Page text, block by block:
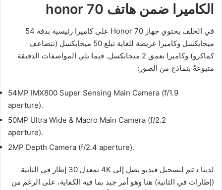
الكاميرا ضمن هاتف honor 70
في الخلف يحتوي جهاز Honor 70 على كاميرا رئيسية بدقة 54
ميجابكسل وكاميرا عريضة للغاية تبلغ 50 ميجابكسل (تتضاعف
كماكرو) وكاميرا بعمق 2 ميجابكسل. فيما يلي المواصفات الدقيقة
متبوعةً بنماذج من الصور:
54MP IMX800 Super Sensing Main Camera (f/1.9
aperture).
50MP Ultra Wide & Macro Main Camera (f/2.2
aperture).
2MP Depth Camera (f/2.4 aperture).
لدينا دعم لتسجيل فيديو يصل إلى 4K بمعدل 30 إطار في الثانية
(إطارات في الثانية) هنا وهو أمر جيد بما فيه الكفاية، على الرغم من